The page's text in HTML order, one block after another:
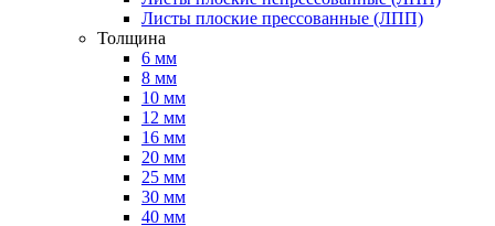
Листы плоские прессованные (ЛПП)
Толщина
6 мм
8 мм
10 мм
12 мм
16 мм
20 мм
25 мм
30 мм
40 мм